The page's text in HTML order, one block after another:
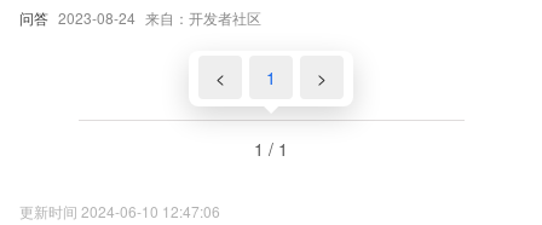
问答 2023-08-24 来自：开发者社区
< 1 >
1 / 1
更新时间 2024-06-10 12:47:06